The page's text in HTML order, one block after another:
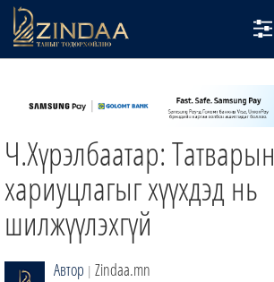
ТВ8
ӨГЛӨӨНИЙ СОНИН
АУДИО ЗОХИОЛ
ЗИНДАА СЭТГҮҮЛ
Ч.Хүрэлбаатар: Татварын
хариуцлагыг хүүхдэд нь
шилжүүлэхгүй
Автор | Zindaa.mn